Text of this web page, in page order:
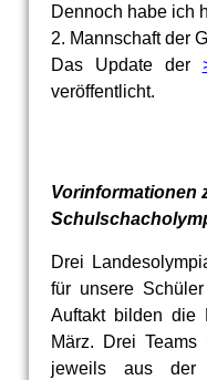
Dennoch habe ich
2. Mannschaft der
Das Update der
veröffentlicht.
Vorinformationen
Drei
für unsere
Auftakt bilden die
März. Drei
jeweils aus der